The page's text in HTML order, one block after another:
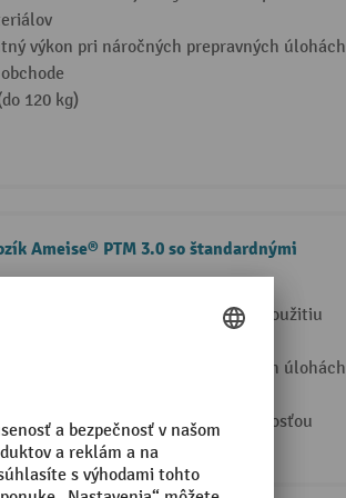
výkon pri náročných prepravných úlohách
120 kg)
Ameise® PTM 3.0 so štandardnými
dlhotrvajúci výkon vďaka použitiu
výkon pri náročných prepravných úlohách
hydraulická pumpa s dlhou životnosťou